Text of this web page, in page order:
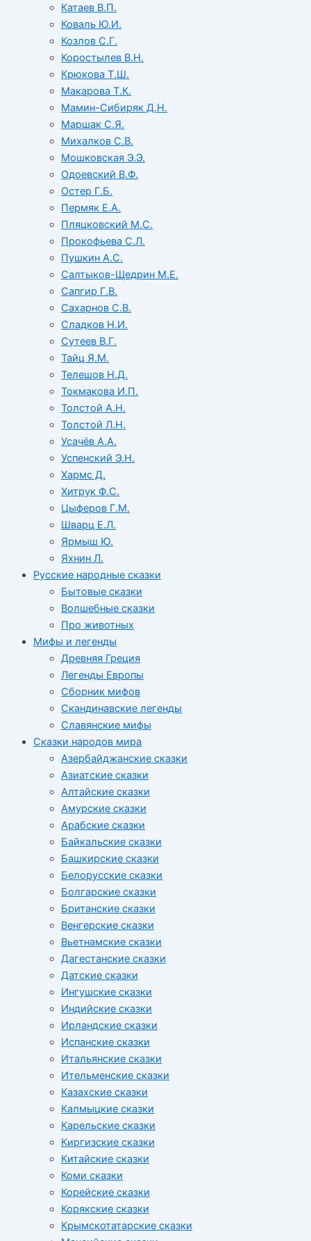
Катаев В.П.
Коваль Ю.И.
Козлов С.Г.
Коростылев В.Н.
Крюкова Т.Ш.
Макарова Т.К.
Мамин-Сибиряк Д.Н.
Маршак С.Я.
Михалков С.В.
Мошковская Э.Э.
Одоевский В.Ф.
Остер Г.Б.
Пермяк Е.А.
Пляцковский М.С.
Прокофьева С.Л.
Пушкин А.С.
Салтыков-Щедрин М.Е.
Сапгир Г.В.
Сахарнов С.В.
Сладков Н.И.
Сутеев В.Г.
Тайц Я.М.
Телешов Н.Д.
Токмакова И.П.
Толстой А.Н.
Толстой Л.Н.
Усачёв А.А.
Успенский Э.Н.
Хармс Д.
Хитрук Ф.С.
Цыферов Г.М.
Шварц Е.Л.
Ярмыш Ю.
Яхнин Л.
Русские народные сказки
Бытовые сказки
Волшебные сказки
Про животных
Мифы и легенды
Древняя Греция
Легенды Европы
Сборник мифов
Скандинавские легенды
Славянские мифы
Сказки народов мира
Азербайджанские сказки
Азиатские сказки
Алтайские сказки
Амурские сказки
Арабские сказки
Байкальские сказки
Башкирские сказки
Белорусские сказки
Болгарские сказки
Британские сказки
Венгерские сказки
Вьетнамские сказки
Дагестанские сказки
Датские сказки
Ингушские сказки
Индийские сказки
Ирландские сказки
Испанские сказки
Итальянские сказки
Ительменские сказки
Казахские сказки
Калмыцкие сказки
Карельские сказки
Киргизские сказки
Китайские сказки
Коми сказки
Корейские сказки
Корякские сказки
Крымскотатарские сказки